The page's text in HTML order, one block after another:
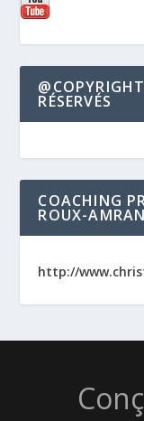
RÉSERVÉS
COACHING
ROUX-
http://